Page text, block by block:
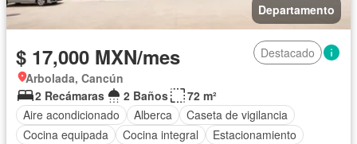
Departamento
$ 17,000 MXN/mes
Destacado
Arbolada, Cancún
2 Recámaras
2 Baños
72 m²
Aire acondicionado
Alberca
Caseta de vigilancia
Cocina equipada
Cocina integral
Estacionamiento